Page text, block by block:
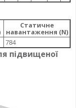
Статичне
навантаження (N)
784
підвищеної